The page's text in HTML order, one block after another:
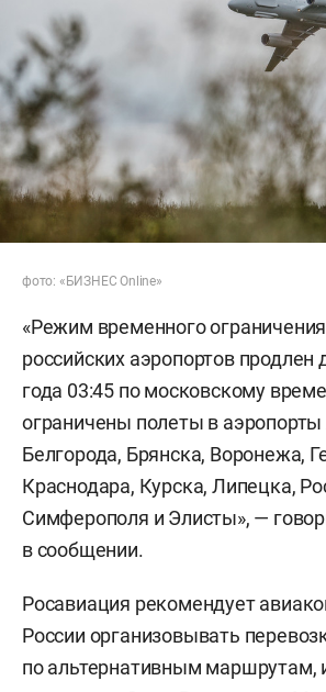
фото: «БИЗНЕС Online»
«Режим временного
российских аэропортов продлен
года 03:45 по московскому
ограничены полеты в
Белгорода, Брянска, Воронежа,
Краснодара, Курска, Липецка,
Симферополя и Элисты», —
в сообщении.
Росавиация рекомендует
России организовывать
по альтернативным маршрутам,